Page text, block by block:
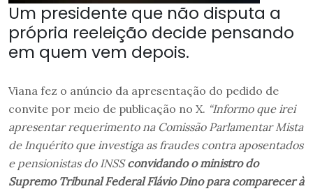
Um presidente que não disputa a
própria reeleição decide pensando
em quem vem depois.
Viana fez o anúncio da apresentação do pedido de
convite por meio de publicação no X. “Informo que irei
apresentar requerimento na Comissão Parlamentar Mista
de Inquérito que investiga as fraudes contra aposentados
e pensionistas do INSSconvidando o ministro do
Supremo Tribunal Federal Flávio Dino para comparecer à